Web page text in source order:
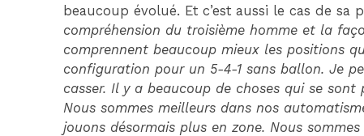
beaucoup évolué. Et c’est aussi le cas de sa
compréhension du troisième homme et la
comprennent beaucoup mieux les positions
configuration pour un 5-4-1 sans ballon. Je
casser. Il y a beaucoup de choses qui se
Nous sommes meilleurs dans nos
jouons désormais plus en zone. Nous